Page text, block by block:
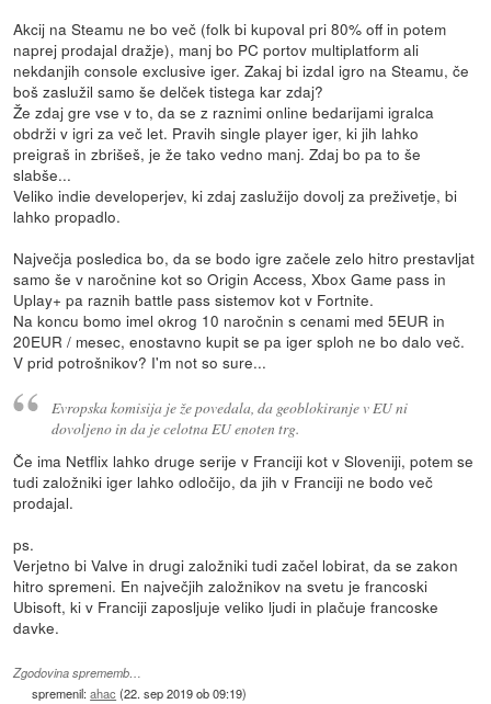
Akcij na Steamu ne bo več (folk bi kupoval pri 80% off in potem
naprej prodajal dražje), manj bo PC portov multiplatform ali
nekdanjih console exclusive iger. Zakaj bi izdal igro na Steamu, če
boš zaslužil samo še delček tistega kar zdaj?
Že zdaj gre vse v to, da se z raznimi online bedarijami igralca
obdrži v igri za več let. Pravih single player iger, ki jih lahko
preigraš in zbrišeš, je že tako vedno manj. Zdaj bo pa to še
slabše...
Veliko indie developerjev, ki zdaj zaslužijo dovolj za preživetje, bi
lahko propadlo.
Največja posledica bo, da se bodo igre začele zelo hitro prestavljat
samo še v naročnine kot so Origin Access, Xbox Game pass in
Uplay+ pa raznih battle pass sistemov kot v Fortnite.
Na koncu bomo imel okrog 10 naročnin s cenami med 5EUR in
20EUR / mesec, enostavno kupit se pa iger sploh ne bo dalo več.
V prid potrošnikov? I'm not so sure...
Evropska komisija je že povedala, da geoblokiranje v EU ni
dovoljeno in da je celotna EU enoten trg.
Če ima Netflix lahko druge serije v Franciji kot v Sloveniji, potem se
tudi založniki iger lahko odločijo, da jih v Franciji ne bodo več
prodajal.
ps.
Verjetno bi Valve in drugi založniki tudi začel lobirat, da se zakon
hitro spremeni. En največjih založnikov na svetu je francoski
Ubisoft, ki v Franciji zaposljuje veliko ljudi in plačuje francoske
davke.
Zgodovina sprememb…
spremenil:ahac (22. sep 2019 ob 09:19)